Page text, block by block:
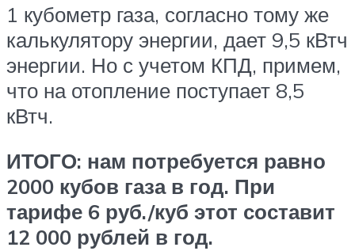
1 кубометр газа, согласно тому же
калькулятору энергии, дает 9,5 кВтч
энергии. Но с учетом КПД, примем,
что на отопление поступает 8,5
кВтч.
ИТОГО: нам потребуется равно
2000 кубов газа в год. При
тарифе 6 руб./куб этот составит
12 000 рублей в год.